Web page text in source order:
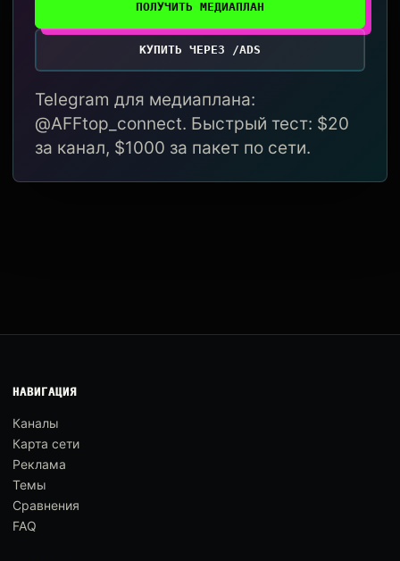
ПОЛУЧИТЬ МЕДИАПЛАН
КУПИТЬ ЧЕРЕЗ /ADS
Telegram для медиаплана:
@AFFtop_connect. Быстрый тест: $20
за канал, $1000 за пакет по сети.
НАВИГАЦИЯ
Каналы
Карта сети
Реклама
Темы
Сравнения
FAQ